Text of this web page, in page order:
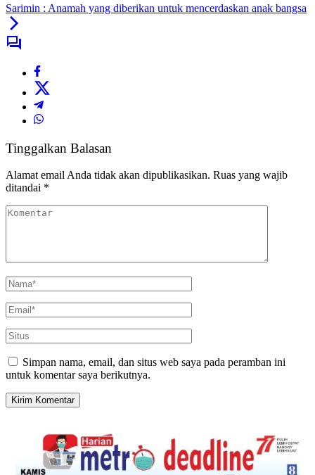
Sarimin : Anamah yang diberikan untuk mencerdaskan anak bangsa
Tinggalkan Balasan
Alamat email Anda tidak akan dipublikasikan. Ruas yang wajib
ditandai *
Simpan nama, email, dan situs web saya pada peramban ini
untuk komentar saya berikutnya.